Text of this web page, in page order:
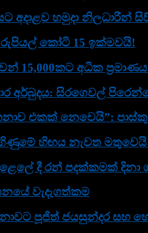
අදාළව හමුදා නිලධාරීන්
රුපියල් කෝටි 15 ඉක්මවයි!
15,000කට අධික
අර්බුදය: සිරගෙවල්
එකක් නෙවෙයි”:
ගිණුමේ හිඟය නැවත
දී රන් පදක්කමක් දිනා
වැදැගත්කම
පූජිත් ජයසුන්දර සහ